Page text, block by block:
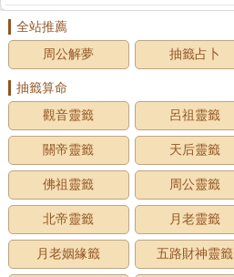
全站推薦
周公解夢
抽籤占卜
抽籤算命
觀音靈籤
呂祖靈籤
關帝靈籤 天后靈籤
佛祖靈籤 周公靈籤
北帝靈籤 月老靈籤
月老姻緣籤 五路財神靈籤